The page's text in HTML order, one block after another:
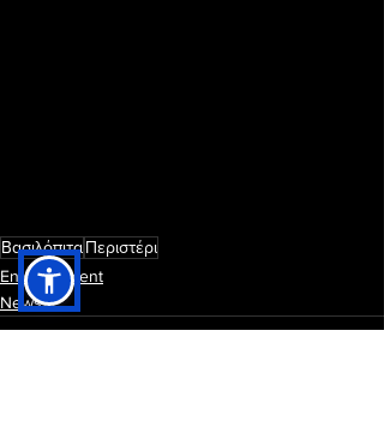
ΒασιλόπιταΠεριστέρι
Entertainment
News